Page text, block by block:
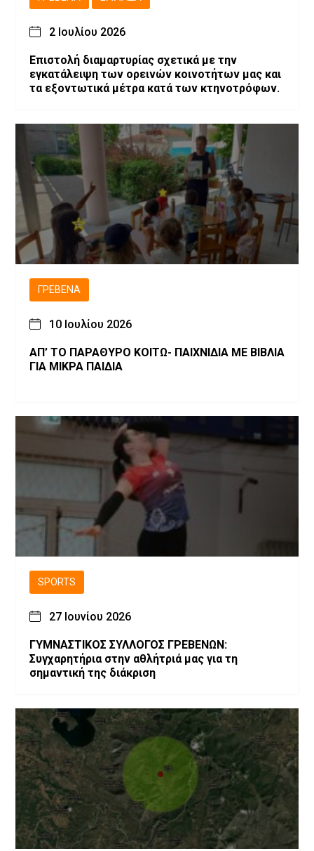
2 Ιουλίου 2026
Επιστολή διαμαρτυρίας σχετικά με την
εγκατάλειψη των ορεινών κοινοτήτων μας και
τα εξοντωτικά μέτρα κατά των κτηνοτρόφων.
ΓΡΕΒΕΝΆ
10 Ιουλίου 2026
ΑΠ’ ΤΟ ΠΑΡΑΘΥΡΟ ΚΟΙΤΩ- ΠΑΙΧΝΙΔΙΑ ΜΕ ΒΙΒΛΙΑ
ΓΙΑ ΜΙΚΡΑ ΠΑΙΔΙΑ
SPORTS
27 Ιουνίου 2026
ΓΥΜΝΑΣΤΙΚΟΣ ΣΥΛΛΟΓΟΣ ΓΡΕΒΕΝΩΝ:
Συγχαρητήρια στην αθλήτριά μας για τη
σημαντική της διάκριση